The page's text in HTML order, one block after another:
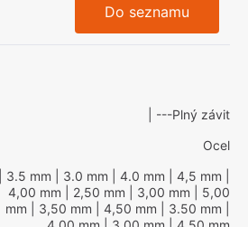
Do seznamu
| ---Plný závit
Ocel
| 3.5 mm | 3.0 mm | 4.0 mm | 4,5 mm
4,00 mm | 2,50 mm | 3,00 mm | 5,00
mm | 3,50 mm | 4,50 mm | 3.50 mm